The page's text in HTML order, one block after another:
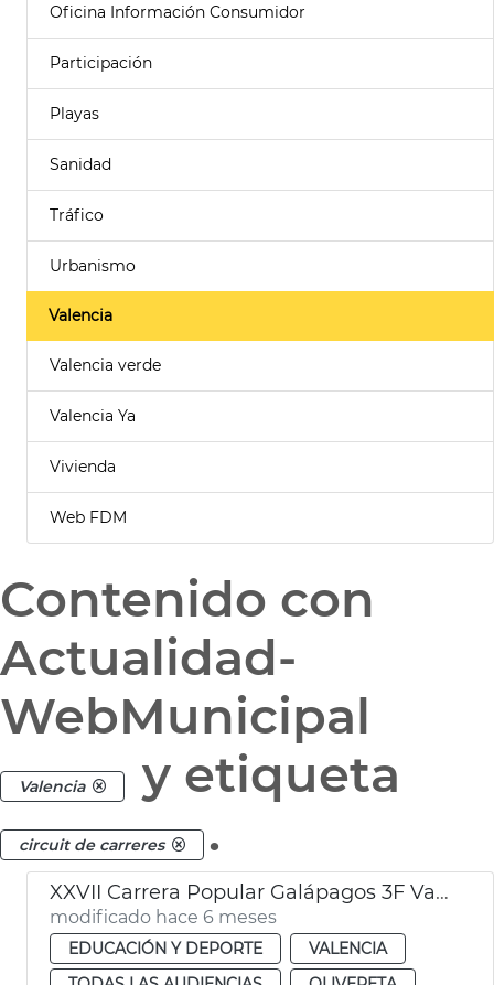
Oficina Información Consumidor
Participación
Playas
Sanidad
Tráfico
Urbanismo
Valencia
Valencia verde
Valencia Ya
Vivienda
Web FDM
Contenido con
Actualidad-
WebMunicipal
Valencia y etiqueta
circuit de carreres .
XXVII Carrera Popular Galápagos 3F València 2026
modificado hace 6 meses
EDUCACIÓN Y DEPORTE
VALENCIA